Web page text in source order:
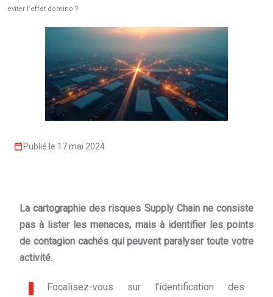
éviter l’effet domino ?
Publié le 17 mai 2024
La cartographie des risques Supply Chain ne consiste
pas à lister les menaces, mais à identifier les points
de contagion cachés qui peuvent paralyser toute votre
activité.
Focalisez-vous sur l’identification des